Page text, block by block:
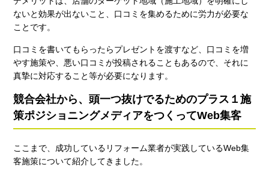
ないと効果が出ないこと、口コミを集めるために労力が必要な
ことです。
口コミを書いてもらったらプレゼントを渡すなど、口コミを増
やす施策や、悪い口コミが投稿されることもあるので、それに
真摯に対応すること等が必要になります。
競合会社から、頭一つ抜けでるためのプラス１施
策ポジショニングメディアをつくってWeb集客
ここまで、成功しているリフォーム業者が実践しているWeb集
客施策について紹介してきました。